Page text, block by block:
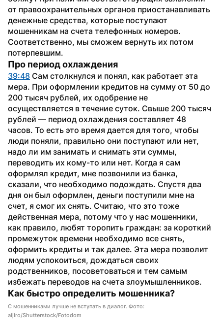
от правоохранительных органов приостанавливать
денежные средства, которые поступают
мошенникам на счета телефонных номеров.
Соответственно, мы сможем вернуть их потом
потерпевшим.
Про период охлаждения
39:48 Сам столкнулся и понял, как работает эта
мера. При оформлении кредитов на сумму от 50 до
200 тысяч рублей, их одобрение не
осуществляется в течение суток. Свыше 200 тысяч
рублей — период охлаждения составляет 48
часов. То есть это время дается для того, чтобы
люди поняли, правильно они поступают или нет,
надо ли им занимать и снимать эти суммы,
переводить их кому-то или нет. Когда я сам
оформлял кредит, мне позвонили из банка,
сказали, что необходимо подождать. Спустя два
дня он был оформлен, деньги поступили мне на
счет, я смог их снять. Считаю, что это тоже
действенная мера, потому что у нас мошенники,
как правило, любят торопить граждан: за короткий
промежуток времени необходимо все снять,
оформить кредиты и так далее. Эта мера позволит
людям успокоиться, дождаться своих
родственников, посоветоваться и тем самым
избежать переводов на счета злоумышленников.
Как быстро определить мошенника?
С мошенниками лучше не вступать в диалог. Фото:
aijiro/Shutterstock/Fotodom